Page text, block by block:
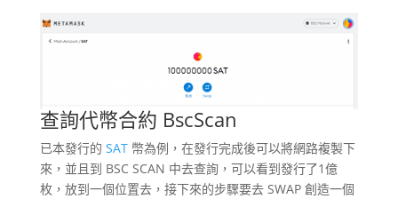
查詢代幣合約 BscScan
已本發行的 SAT 幣為例，在發行完成後可以將網路複製下
來，並且到 BSC SCAN 中去查詢，可以看到發行了1億
枚，放到一個位置去，接下來的步驟要去 SWAP 創造一個